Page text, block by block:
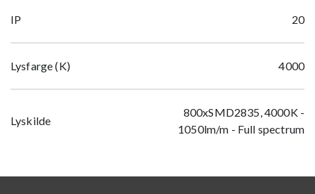
IP 20
Lysfarge (K) 4000
Lyskilde
800xSMD2835, 4000K -
1050lm/m - Full spectrum